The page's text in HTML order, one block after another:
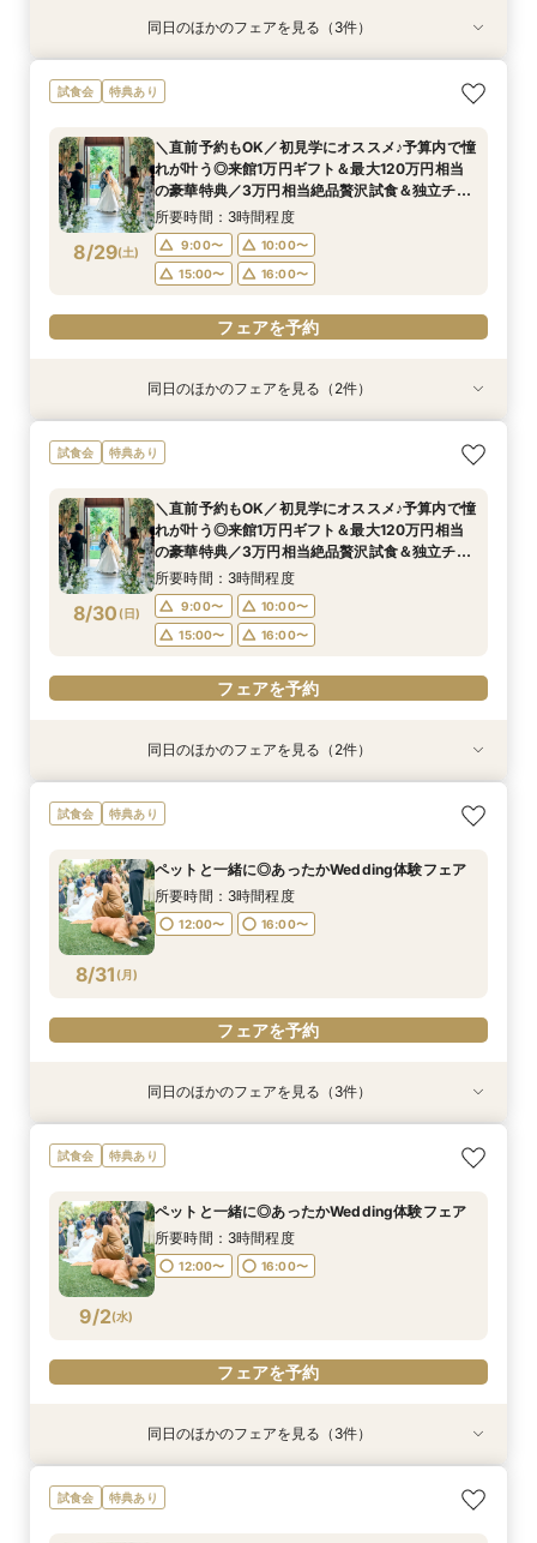
特典あり
8/28(金)
平日BIG【口コミ高評価★4.7】駅徒歩38秒の好
立地×おもてなし挙式◆来館でギフト券1万円プレ
癒される貸切ガーデン＆独立チャペルをゆったり
ご見学◎
所要時間：3時間程度
12:00〜 16:00〜
フェアを予約
特典あり
8/28(金)
＼初見学がお得／予算重視の方必見◎じっくり相
談会
12:00〜 16:00〜
フェアを予約
特典あり
8/28(金)
アットホームな家族婚が叶う少人数フェア*豪華
試食付
12:00〜 16:00〜
フェアを予約
同日のほかのフェアを見る（3件）
試食会 特典あり
8/29(土)
＼直前予約もOK／初見学にオススメ♪予算内で憧
れが叶う◎来館1万円ギフト＆最大120万円相当
の豪華特典／3万円相当絶品贅沢試食＆独立チャ
ペル・貸切ガーデンご見学＆安心見積もり相談◆
マイナビ限定特典
所要時間：3時間程度
9:00〜
10:00〜
15:00〜
16:00〜
フェアを予約
特典あり
8/29(土)
【地元で紡ぐWedding】豪華和牛試食付◆成約
で最大120万相当12大BIG豪華特典◎独立チャペ
む映えるスポットをご提案♪
所要時間：3時間程度
9:00〜
10:00〜
15:00〜
16:00〜
フェアを予約
特典あり
8/29(土)
【少人数専用 All in one Wedding】＼追加料金
なしで叶える／家族婚100万円プラン
9:00〜
10:00〜
15:00〜
16:00〜
フェアを予約
同日のほかのフェアを見る（2件）
試食会 特典あり
8/30 (日)
＼直前予約もOK／初見学にオススメ♪予算内で憧
れが叶う◎来館1万円ギフト＆最大120万円相当
の豪華特典／3万円相当絶品贅沢試食＆独立チャ
ペル・貸切ガーデンご見学＆安心見積もり相談◆
マイナビ限定特典
所要時間：3時間程度
9:00〜
10:00〜
15:00〜
16:00〜
フェアを予約
特典あり
8/30(日)
【地元で紡ぐWedding】豪華和牛試食付◆成約
で最大120万相当12大BIG豪華特典◎独立チャペ
む映えるスポットをご提案♪
所要時間：3時間程度
9:00〜
10:00〜
15:00〜
16:00〜
特典あり
8/30(日)
【少人数専用 All in one Wedding】＼追加料金
なしで叶える／家族婚100万円プラン
15:00〜
16:00〜
同日のほかのフェアを見る（2件）
試食会 特典あり
8/31 (月)
ペットと一緒に◎あったかWedding体験フェア
所要時間：3時間程度
12:00〜 16:00〜
フェアを予約
特典あり
8/31(月)
【初めて会場見学のおふたりも安心◆最大120万
円BIG豪華特典×来館ギフト5万円】貸切ガーデン
海老×特製カヌレ含む絶品3万円相当試食付！マ
イナビ限定特典
所要時間：3時間程度
12:00〜 16:00〜
特典あり
8/31(月)
＼初見学がお得／予算重視の方必見◎じっくり相
談会
特典あり
8/31(月)
アットホームな家族婚が叶う少人数フェア*豪華
試食付
同日のほかのフェアを見る（3件）
試食会 特典あり
9/2(水)
ペットと一緒に◎あったかWedding体験フェア
所要時間：3時間程度
12:00〜 16:00〜
フェアを予約
特典あり
＼水曜special*マイナビ限定特典！来館5万円ギ
フト×最大120万円豪華特典／ガーデン演出体験
特典あり
＼初見学がお得／予算重視の方必見◎じっくり相
談会
特典あり
アットホームな家族婚が叶う少人数フェア*豪華
試食付
同日のほかのフェアを見る（3件）
試食会 特典あり